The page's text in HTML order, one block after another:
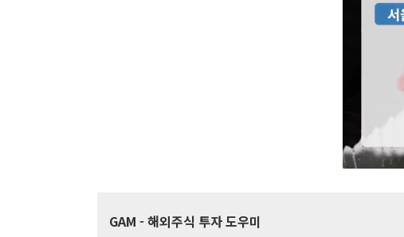
GAM - 해외주식 투자 도우미